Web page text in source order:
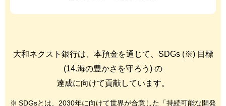
大和ネクスト銀行は、本預金を通じて、SDGs (※) 目標
(14.海の豊かさを守ろう) の
達成に向けて貢献しています。
SDGsとは、2030年に向けて世界が合意した「持続可能な開発